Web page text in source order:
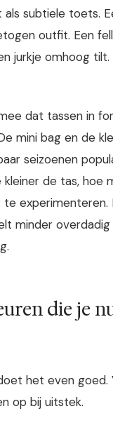
als subtiele toets.
outfit. Een
jurkje omhoog tilt.
dat tassen in
mini bag en de
seizoenen
de tas, hoe
experimenteren.
minder
die je
het even goed.
op bij uitstek.